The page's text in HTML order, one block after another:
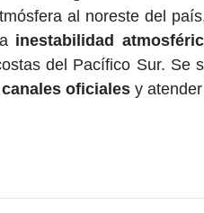
al noreste del
inestabilidad
del Pacífico Sur. Se
canales oficiales y